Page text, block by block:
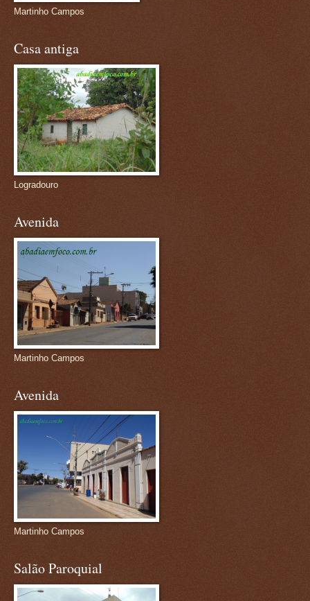
Martinho Campos
Casa antiga
Logradouro
Avenida
Martinho Campos
Avenida
Martinho Campos
Salão Paroquial